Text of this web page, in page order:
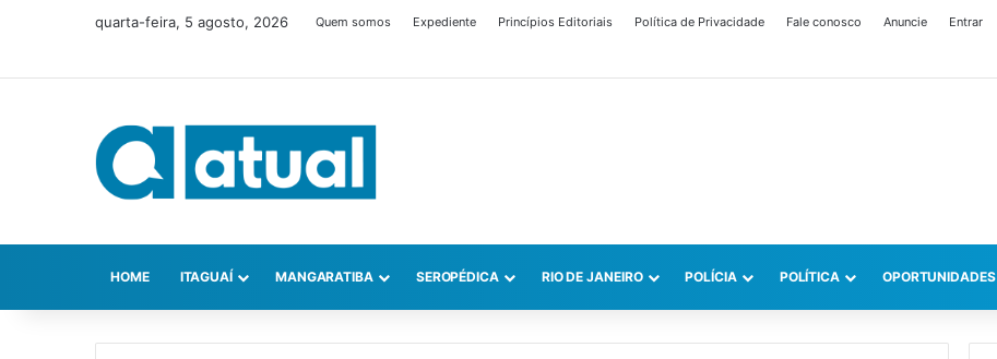
quarta-feira, 5 agosto, 2026 Quem somos Expediente Princípios Editoriais Política de Privacidade Fale conosco Anuncie Entrar
HOME ITAGUAÍ MANGARATIBA SEROPÉDICA RIO DE JANEIRO POLÍCIA POLÍTICA OPORTUNIDADES